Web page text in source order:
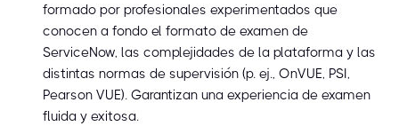
formado por profesionales experimentados que
conocen a fondo el formato de examen de
ServiceNow, las complejidades de la plataforma y las
distintas normas de supervisión (p. ej., OnVUE, PSI,
Pearson VUE). Garantizan una experiencia de examen
fluida y exitosa.